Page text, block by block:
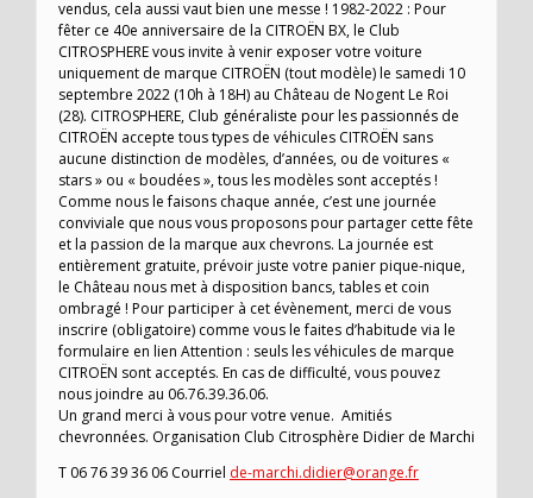
vendus, cela aussi vaut bien une messe ! 1982-2022 : Pour
fêter ce 40e anniversaire de la CITROËN BX, le Club
CITROSPHERE vous invite à venir exposer votre voiture
uniquement de marque CITROËN (tout modèle) le samedi 10
septembre 2022 (10h à 18H) au Château de Nogent Le Roi
(28). CITROSPHERE, Club généraliste pour les passionnés de
CITROËN accepte tous types de véhicules CITROËN sans
aucune distinction de modèles, d’années, ou de voitures «
stars » ou « boudées », tous les modèles sont acceptés !
Comme nous le faisons chaque année, c’est une journée
conviviale que nous vous proposons pour partager cette fête
et la passion de la marque aux chevrons. La journée est
entièrement gratuite, prévoir juste votre panier pique-nique,
le Château nous met à disposition bancs, tables et coin
ombragé ! Pour participer à cet évènement, merci de vous
inscrire (obligatoire) comme vous le faites d’habitude via le
formulaire en lien Attention : seuls les véhicules de marque
CITROËN sont acceptés. En cas de difficulté, vous pouvez
nous joindre au 06.76.39.36.06.
Un grand merci à vous pour votre venue. Amitiés
chevronnées. Organisation Club Citrosphère Didier de Marchi
T 06 76 39 36 06 Courriel de-marchi.didier@orange.fr